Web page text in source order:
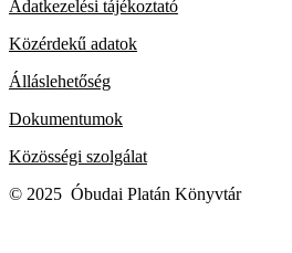
Adatkezelési tájékoztató
Közérdekű adatok
Álláslehetőség
Dokumentumok
Közösségi szolgálat
© 2025 Óbudai Platán Könyvtár